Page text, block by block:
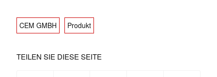
CEM GMBH Produkt
TEILEN SIE DIESE SEITE